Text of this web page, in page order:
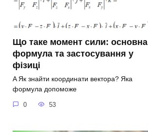
Що таке момент сили: основна
формула та застосування у
фізиці
A Як знайти координати вектора? Яка
формула допоможе
0 53